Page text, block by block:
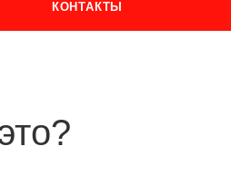
КОНТАКТЫ